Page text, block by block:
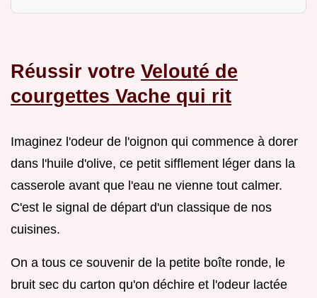
Réussir votre Velouté de
courgettes Vache qui rit
Imaginez l'odeur de l'oignon qui commence à dorer
dans l'huile d'olive, ce petit sifflement léger dans la
casserole avant que l'eau ne vienne tout calmer.
C'est le signal de départ d'un classique de nos
cuisines.
On a tous ce souvenir de la petite boîte ronde, le
bruit sec du carton qu'on déchire et l'odeur lactée